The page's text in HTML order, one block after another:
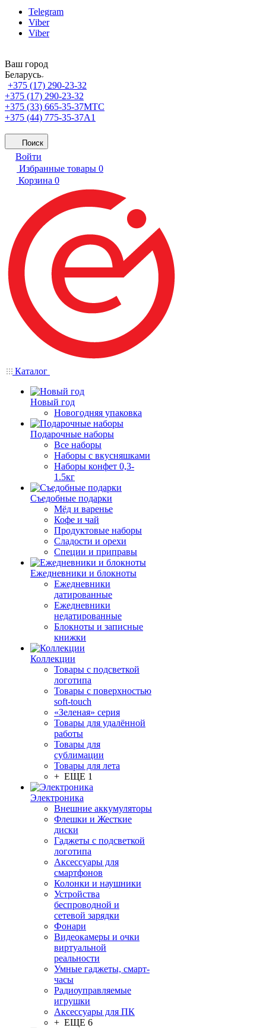
Telegram
Viber
Viber
Ваш город
Беларусь
+375 (17) 290-23-32
+375 (17) 290-23-32
+375 (33) 665-35-37МТС
+375 (44) 775-35-37А1
Поиск
Войти
Избранные товары 0
Корзина 0
Каталог
Новый год
Новогодняя упаковка
Подарочные наборы
Все наборы
Наборы с вкусняшками
Наборы конфет 0,3-
1.5кг
Съедобные подарки
Мёд и варенье
Кофе и чай
Продуктовые наборы
Сладости и орехи
Специи и приправы
Ежедневники и блокноты
Ежедневники
датированные
Ежедневники
недатированные
Блокноты и записные
книжки
Коллекции
Товары с подсветкой
логотипа
Товары с поверхностью
soft-touch
«Зеленая» серия
Товары для удалённой
работы
Товары для
сублимации
Товары для лета
+ ЕЩЕ 1
Электроника
Внешние аккумуляторы
Флешки и Жесткие
диски
Гаджеты с подсветкой
логотипа
Аксессуары для
смартфонов
Колонки и наушники
Устройства
беспроводной и
сетевой зарядки
Фонари
Видеокамеры и очки
виртуальной
реальности
Умные гаджеты, смарт-
часы
Радиоуправляемые
игрушки
Аксессуары для ПК
+ ЕЩЕ 6